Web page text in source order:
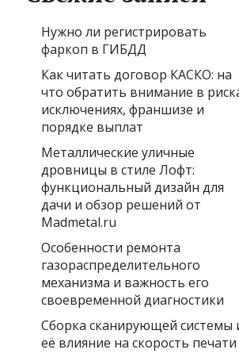
Нужно ли регистрировать
фаркоп в ГИБДД
Как читать договор КАСКО: на
что обратить внимание в
исключениях, франшизе и
порядке выплат
Металлические уличные
дровницы в стиле Лофт:
функциональный дизайн для
дачи и обзор решений от
Madmetal.ru
Особенности ремонта
газораспределительного
механизма и важность его
своевременной диагностики
Сборка сканирующей системы
её влияние на скорость печати